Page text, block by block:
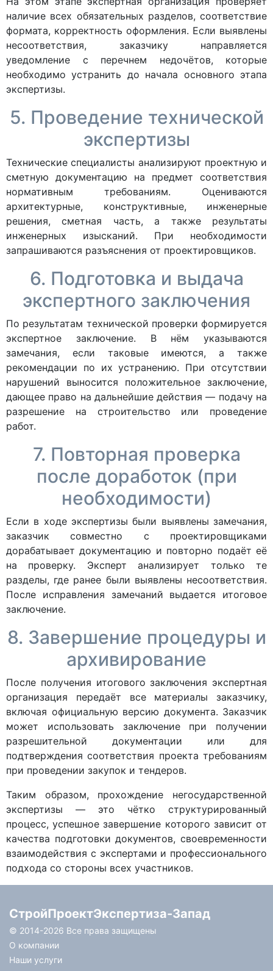
наличие всех обязательных разделов, соответствие
формата, корректность оформления. Если выявлены
несоответствия, заказчику направляется
уведомление с перечнем недочётов, которые
необходимо устранить до начала основного этапа
экспертизы.
5. Проведение технической
экспертизы
Технические специалисты анализируют проектную и
сметную документацию на предмет соответствия
нормативным требованиям. Оцениваются
архитектурные, конструктивные, инженерные
решения, сметная часть, а также результаты
инженерных изысканий. При необходимости
запрашиваются разъяснения от проектировщиков.
6. Подготовка и выдача
экспертного заключения
По результатам технической проверки формируется
экспертное заключение. В нём указываются
замечания, если таковые имеются, а также
рекомендации по их устранению. При отсутствии
нарушений выносится положительное заключение,
дающее право на дальнейшие действия — подачу на
разрешение на строительство или проведение
работ.
7. Повторная проверка
после доработок (при
необходимости)
Если в ходе экспертизы были выявлены замечания,
заказчик совместно с проектировщиками
дорабатывает документацию и повторно подаёт её
на проверку. Эксперт анализирует только те
разделы, где ранее были выявлены несоответствия.
После исправления замечаний выдается итоговое
заключение.
8. Завершение процедуры и
архивирование
После получения итогового заключения экспертная
организация передаёт все материалы заказчику,
включая официальную версию документа. Заказчик
может использовать заключение при получении
разрешительной документации или для
подтверждения соответствия проекта требованиям
при проведении закупок и тендеров.
Таким образом, прохождение негосударственной
экспертизы — это чётко структурированный
процесс, успешное завершение которого зависит от
качества подготовки документов, своевременности
взаимодействия с экспертами и профессионального
подхода со стороны всех участников.
СтройПроектЭкспертиза-Запад
© 2014-2026 Все права защищены
О компании
Наши услуги